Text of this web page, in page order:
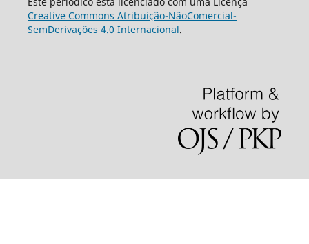
Creative Commons Atribuição-NãoComercial-
SemDerivações 4.0 Internacional.